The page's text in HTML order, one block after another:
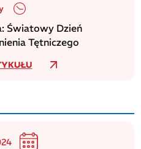
Światowy Dzień
Tętniczego